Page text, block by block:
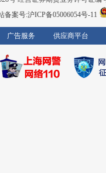
备案号:沪ICP备05006054号-11
广告服务 供应商平台